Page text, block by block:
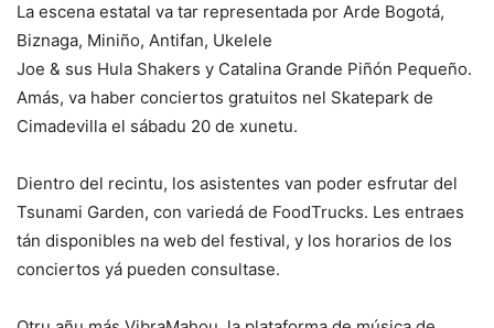
La escena estatal va tar representada por Arde Bogotá,
Biznaga, Miniño, Antifan, Ukelele
Joe & sus Hula Shakers y Catalina Grande Piñón Pequeño.
Amás, va haber conciertos gratuitos nel Skatepark de
Cimadevilla el sábadu 20 de xunetu.
Dientro del recintu, los asistentes van poder esfrutar del
Tsunami Garden, con variedá de FoodTrucks. Les entraes
tán disponibles na web del festival, y los horarios de los
conciertos yá pueden consultase.